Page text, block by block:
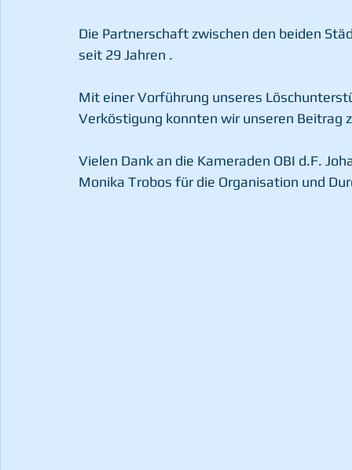
Die Partnerschaft zwischen den beiden
seit 29 Jahren .
Mit einer Vorführung unseres
Verköstigung konnten wir unseren
Vielen Dank an die Kameraden OBI d.F.
Monika Trobos für die Organisation und